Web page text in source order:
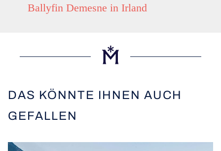
Ballyfin Demesne in Irland
DAS KÖNNTE IHNEN AUCH
GEFALLEN